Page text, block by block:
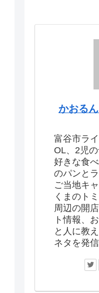
かおる
富谷市ラ
OL、2児の
好きな食
のパンとラ
ご当地キ
くまのト
周辺の開
ト情報、
と人に教
ネタを発